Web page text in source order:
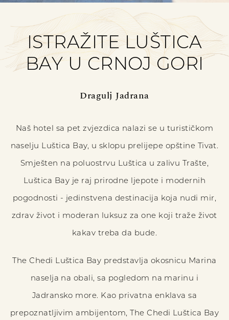
ISTRAŽITE LUŠTICA
BAY U CRNOJ GORI
Dragulj Jadrana
Naš hotel sa pet zvjezdica nalazi se u turističkom
naselju Luštica Bay, u sklopu prelijepe opštine Tivat.
Smješten na poluostrvu Luštica u zalivu Trašte,
Luštica Bay je raj prirodne ljepote i modernih
pogodnosti - jedinstvena destinacija koja nudi mir,
zdrav život i moderan luksuz za one koji traže život
kakav treba da bude.
The Chedi Luštica Bay predstavlja okosnicu Marina
naselja na obali, sa pogledom na marinu i
Jadransko more. Kao privatna enklava sa
prepoznatljivim ambijentom, The Chedi Luštica Bay